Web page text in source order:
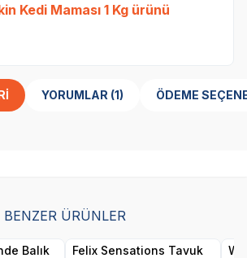
Kedi Maması 1 Kg ürünü
YORUMLAR (1) ÖDEME
BENZER ÜRÜNLER
Balık
Felix Sensations Tavuk